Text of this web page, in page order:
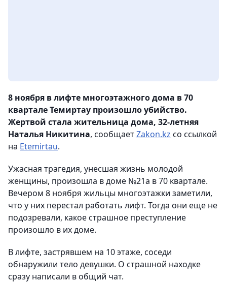
8 ноября в лифте многоэтажного дома в 70
квартале Темиртау произошло убийство.
Жертвой стала жительница дома, 32-летняя
Наталья Никитина, сообщаетZakon.kz со ссылкой
на Etemirtau.
Ужасная трагедия, унесшая жизнь молодой
женщины, произошла в доме №21а в 70 квартале.
Вечером 8 ноября жильцы многоэтажки заметили,
что у них перестал работать лифт. Тогда они еще не
подозревали, какое страшное преступление
произошло в их доме.
В лифте, застрявшем на 10 этаже, соседи
обнаружили тело девушки. О страшной находке
сразу написали в общий чат.